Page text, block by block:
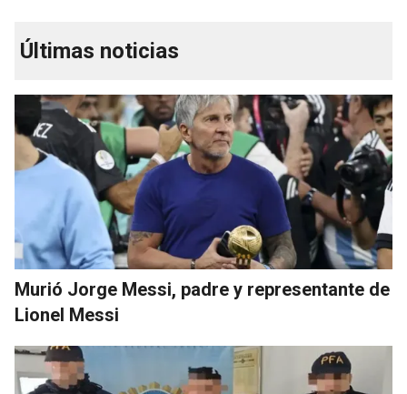
Últimas noticias
Murió Jorge Messi, padre y representante de
Lionel Messi